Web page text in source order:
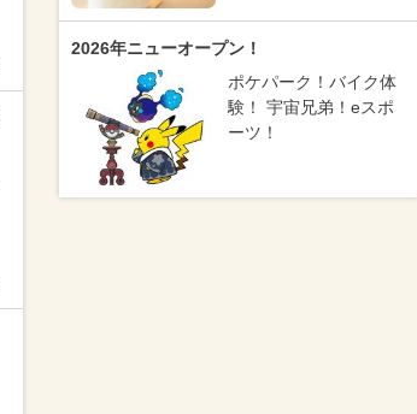
2026年ニューオープン！
ポケパーク！バイク体
験！ 宇宙兄弟！eスポ
ーツ！